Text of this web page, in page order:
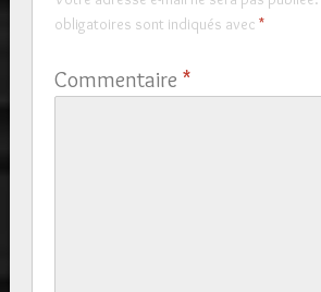
obligatoires sont indiqués avec *
Commentaire *